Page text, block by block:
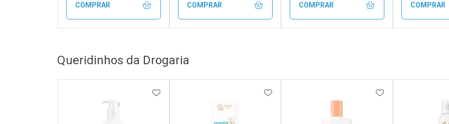
COMPRAR
Laboratório
Por Menos
COMPRAR
Laboratório
Por Menos
COMPRAR COMPRAR
Queridinhos da Drogaria
ADICIONAR AOS FAVORITOSADICIONAR AOS FAVORITOSADICIONAR AOS